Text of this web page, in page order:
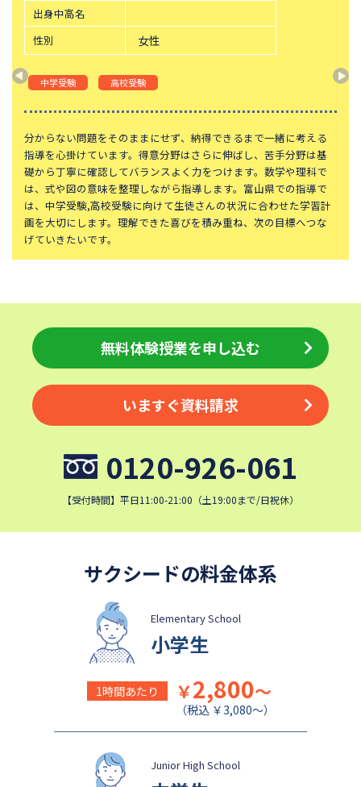
東山中学校
山手学院中学校
函館ラ・サール中学校
城北中学校
神奈川大学附属中学校
法政大学第二中学校
品川女子学院中等部
東京都立桜修館中等教育学校
学習院中等科
頌栄女子学院中学校
田園調布学園中等部
江戸川学園取手中学校
山脇学園中学校
恵泉女学園中学校
千代田区立九段中等教育学校
大妻中学校
淑徳中学校
昭和女子大学附属昭和中学校
細田学園中学校
帝京大学中学校
国府台女子学院中学部
埼玉栄中学校
城北埼玉中学校
日本大学中学校
麗澤中学校
同志社香里中学校
星野学園中学校
昭和学院中学校
東京女学館中学校
目黒日本大学中学校
関東学院中学校
帝塚山学院中学校
成蹊中学校
清泉女学院中学校
横浜国立大学教育学部附属横
実践女子学園中学校
成城学園中学校
日本大学豊山中学校
出身中高名
性別
女性
中学受験 高校受験
分からない問題をそのままにせず、納得できるまで一緒に考える
指導を心掛けています。得意分野はさらに伸ばし、苦手分野は基
礎から丁寧に確認してバランスよく力をつけます。数学や理科で
は、式や図の意味を整理しながら指導します。富山県での指導で
は、中学受験,高校受験に向けて生徒さんの状況に合わせた学習計
画を大切にします。理解できた喜びを積み重ね、次の目標へつな
げていきたいです。
無料体験授業を申し込む
いますぐ資料請求
0120-926-061
【受付時間】平日11:00-21:00（土19:00まで/日祝休）
サクシードの料金体系
Elementary School
小学生
1時間あたり ￥2,800～
（税込 ￥3,080～）
Junior High School